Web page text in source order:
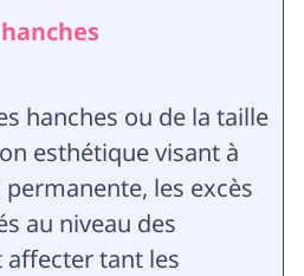
hanches ou de la taille
esthétique visant à
les excès
au niveau des
affecter tant les